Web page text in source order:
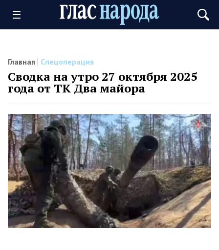
Главная Спецоперация
Сводка на утро 27 октября 2025
года от ТК Два майора